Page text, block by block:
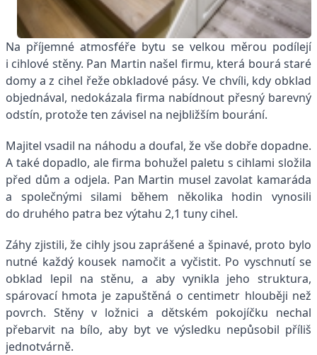
Na příjemné atmosféře bytu se velkou měrou podílejí
i cihlové stěny. Pan Martin našel firmu, která bourá staré
domy a z cihel řeže obkladové pásy. Ve chvíli, kdy obklad
objednával, nedokázala firma nabídnout přesný barevný
odstín, protože ten závisel na nejbližším bourání.
Majitel vsadil na náhodu a doufal, že vše dobře dopadne.
A také dopadlo, ale firma bohužel paletu s cihlami složila
před dům a odjela. Pan Martin musel zavolat kamaráda
a společnými silami během několika hodin vynosili
do druhého patra bez výtahu 2,1 tuny cihel.
Záhy zjistili, že cihly jsou zaprášené a špinavé, proto bylo
nutné každý kousek namočit a vyčistit. Po vyschnutí se
obklad lepil na stěnu, a aby vynikla jeho struktura,
spárovací hmota je zapuštěná o centimetr hlouběji než
povrch. Stěny v ložnici a dětském pokojíčku nechal
přebarvit na bílo, aby byt ve výsledku nepůsobil příliš
jednotvárně.